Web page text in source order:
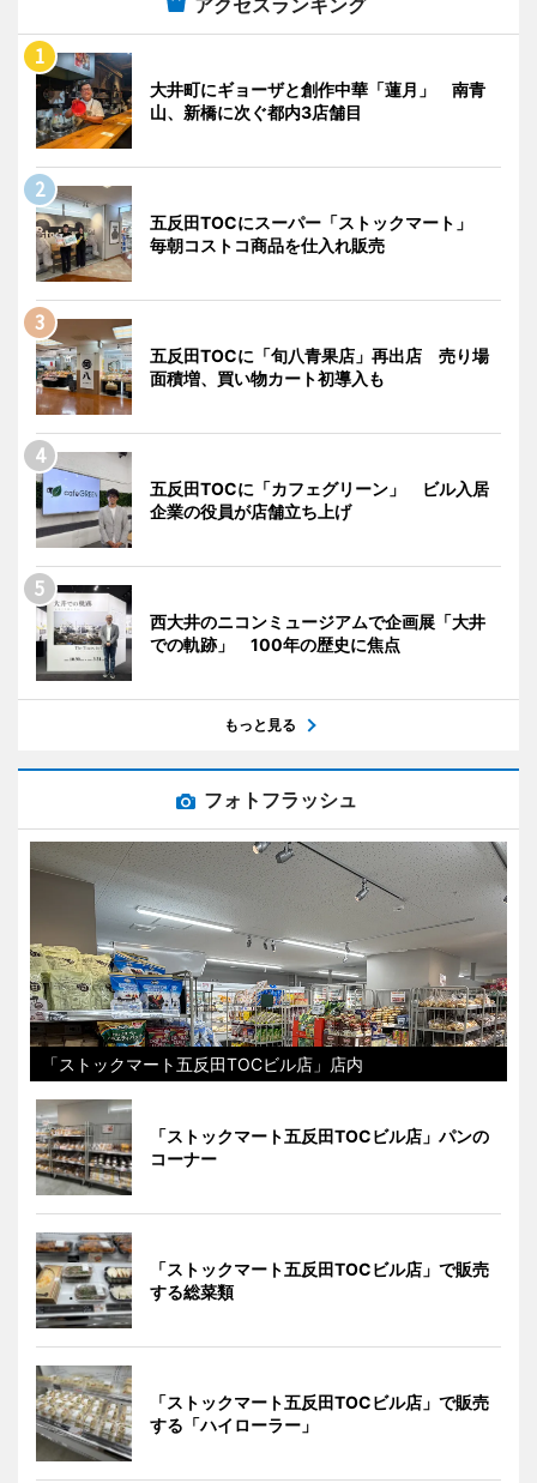
大井町にギョーザと創作中華「蓮月」 南青
山、新橋に次ぐ都内3店舗目
五反田TOCにスーパー「ストックマート」
毎朝コストコ商品を仕入れ販売
五反田TOCに「旬八青果店」再出店 売り場
面積増、買い物カート初導入も
五反田TOCに「カフェグリーン」 ビル入居
企業の役員が店舗立ち上げ
西大井のニコンミュージアムで企画展「大井
での軌跡」 100年の歴史に焦点
もっと見る
フォトフラッシュ
「ストックマート五反田TOCビル店」店内
「ストックマート五反田TOCビル店」パンの
コーナー
「ストックマート五反田TOCビル店」で販売
する総菜類
「ストックマート五反田TOCビル店」で販売
する「ハイローラー」